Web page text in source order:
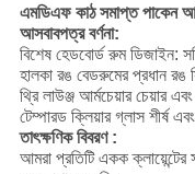
এমডিএফ কাঠ সমাপ্ত পাকেন
আসবাবপত্র বর্ণনা:
বিশেষ হেডবোর্ড রুম ডিজাইন:
হালকা রঙ বেডরুমের প্রধান রঙ
থ্রি লাউঞ্জ আর্মচেয়ার চেয়ার
টেম্পারড ক্লিয়ার গ্লাস শীর্ষ
তাৎক্ষণিক বিবরণ :
আমরা প্রতিটি একক ক্লায়েন্টের